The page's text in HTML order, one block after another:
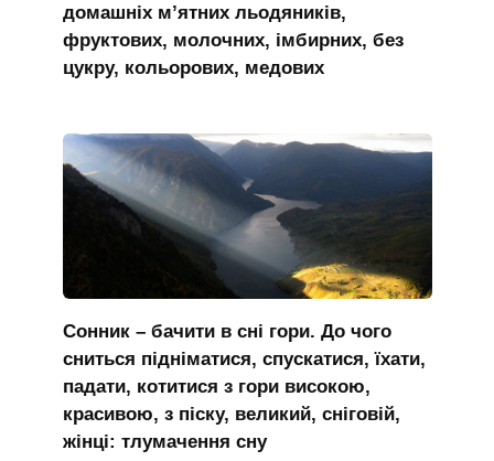
домашніх м’ятних льодяників,
фруктових, молочних, імбирних, без
цукру, кольорових, медових
Сонник – бачити в сні гори. До чого
сниться підніматися, спускатися, їхати,
падати, котитися з гори високою,
красивою, з піску, великий, сніговій,
жінці: тлумачення сну